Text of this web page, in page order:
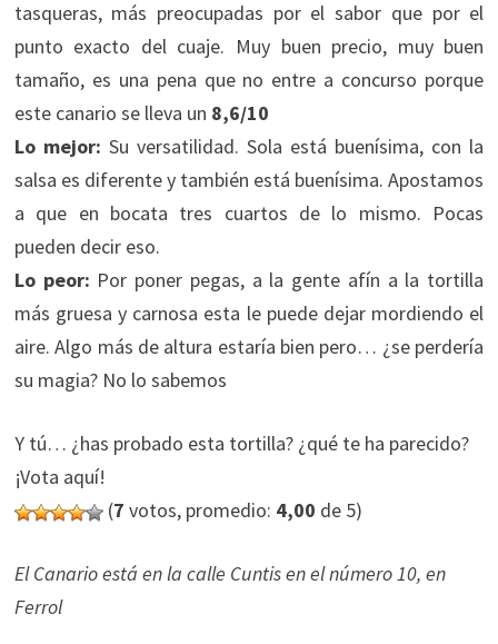
tasqueras, más preocupadas por el sabor que por el
punto exacto del cuaje. Muy buen precio, muy buen
tamaño, es una pena que no entre a concurso porque
este canario se lleva un 8,6/10
Lo mejor: Su versatilidad. Sola está buenísima, con la
salsa es diferente y también está buenísima. Apostamos
a que en bocata tres cuartos de lo mismo. Pocas
pueden decir eso.
Lo peor: Por poner pegas, a la gente afín a la tortilla
más gruesa y carnosa esta le puede dejar mordiendo el
aire. Algo más de altura estaría bien pero… ¿se perdería
su magia? No lo sabemos
Y tú… ¿has probado esta tortilla? ¿qué te ha parecido?
¡Vota aquí!
(7 votos, promedio: 4,00 de 5)
El Canario está en la calle Cuntis en el número 10, en
Ferrol